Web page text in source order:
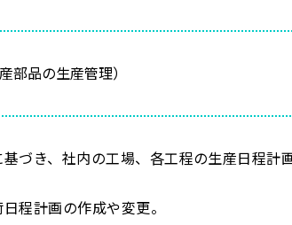
部品の生産管理）
づき、社内の工場、各工程の生産日程計
程計画の作成や変更。